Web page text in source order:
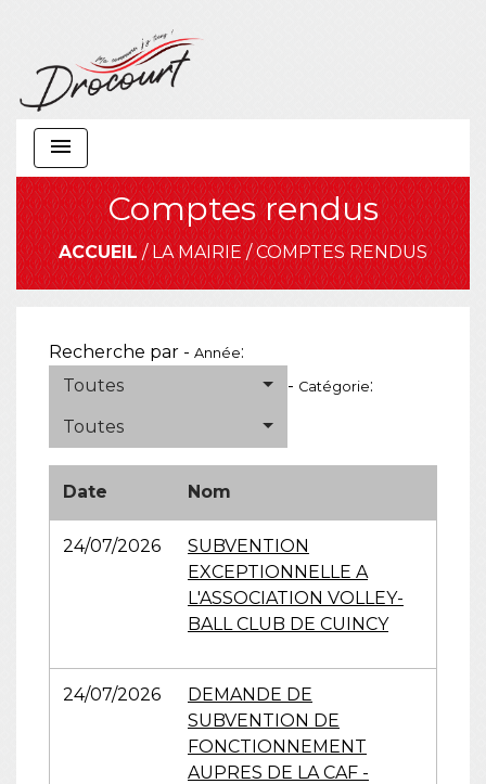
menu
Comptes rendus
ACCUEIL/LA MAIRIE/COMPTES RENDUS
Recherche par - Année:
Toutes
- Catégorie:
Toutes
Date Nom
24/07/2026
SUBVENTION
EXCEPTIONNELLE A
L'ASSOCIATION VOLLEY-
BALL CLUB DE CUINCY
24/07/2026
DEMANDE DE
SUBVENTION DE
FONCTIONNEMENT
AUPRES DE LA CAF -